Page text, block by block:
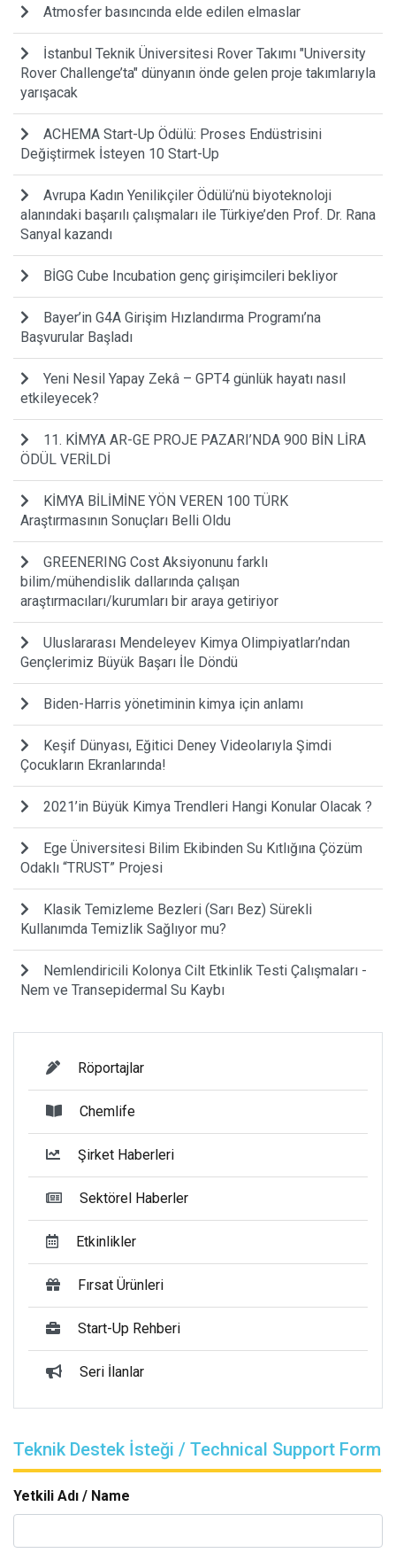
Atmosfer basıncında elde edilen elmaslar
İstanbul Teknik Üniversitesi Rover Takımı "University
Rover Challenge’ta" dünyanın önde gelen proje takımlarıyla
yarışacak
ACHEMA Start-Up Ödülü: Proses Endüstrisini
Değiştirmek İsteyen 10 Start-Up
Avrupa Kadın Yenilikçiler Ödülü’nü biyoteknoloji
alanındaki başarılı çalışmaları ile Türkiye’den Prof. Dr. Rana
Sanyal kazandı
BİGG Cube Incubation genç girişimcileri bekliyor
Bayer’in G4A Girişim Hızlandırma Programı’na
Başvurular Başladı
Yeni Nesil Yapay Zekâ – GPT4 günlük hayatı nasıl
etkileyecek?
11. KİMYA AR-GE PROJE PAZARI’NDA 900 BİN LİRA
ÖDÜL VERİLDİ
KİMYA BİLİMİNE YÖN VEREN 100 TÜRK
Araştırmasının Sonuçları Belli Oldu
GREENERING Cost Aksiyonunu farklı
bilim/mühendislik dallarında çalışan
araştırmacıları/kurumları bir araya getiriyor
Uluslararası Mendeleyev Kimya Olimpiyatları’ndan
Gençlerimiz Büyük Başarı İle Döndü
Biden-Harris yönetiminin kimya için anlamı
Keşif Dünyası, Eğitici Deney Videolarıyla Şimdi
Çocukların Ekranlarında!
2021’in Büyük Kimya Trendleri Hangi Konular Olacak ?
Ege Üniversitesi Bilim Ekibinden Su Kıtlığına Çözüm
Odaklı “TRUST” Projesi
Klasik Temizleme Bezleri (Sarı Bez) Sürekli
Kullanımda Temizlik Sağlıyor mu?
Nemlendiricili Kolonya Cilt Etkinlik Testi Çalışmaları -
Nem ve Transepidermal Su Kaybı
Röportajlar
Chemlife
Şirket Haberleri
Sektörel Haberler
Etkinlikler
Fırsat Ürünleri
Start-Up Rehberi
Seri İlanlar
Teknik Destek İsteği / Technical Support Form
Yetkili Adı / Name